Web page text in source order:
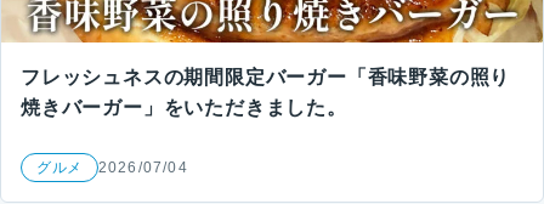
フレッシュネスの期間限定バーガー「香味野菜の照り
焼きバーガー」をいただきました。
グルメ 2026/07/04